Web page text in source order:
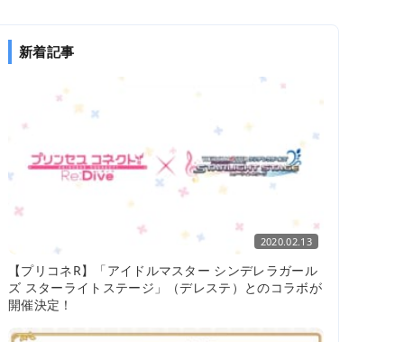
新着記事
2020.02.13
【プリコネR】「アイドルマスター シンデレラガール
ズ スターライトステージ」（デレステ）とのコラボが
開催決定！